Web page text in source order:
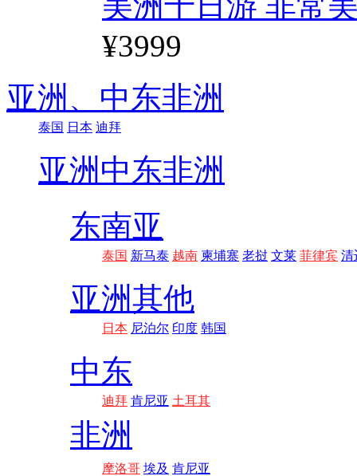
¥3999
亚洲、 中东非洲
泰国 日本 迪拜
亚洲 中东非洲
东南亚
泰国 新马泰 越南 柬埔寨 老挝 文莱 菲律宾 清
亚洲其他
日本 尼泊尔 印度 韩国
中东
迪拜 肯尼亚 土耳其
非洲
摩洛哥 埃及 肯尼亚